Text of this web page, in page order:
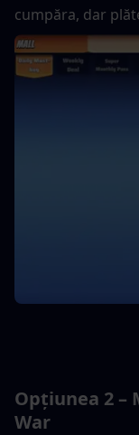
cumpăra, dar
Opțiunea 2 –
War